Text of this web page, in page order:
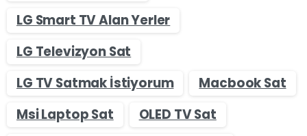
LG Smart TV Alan Yerler
LG Televizyon Sat
LG TV Satmak İstiyorum
Macbook Sat
Msi Laptop Sat
OLED TV Sat